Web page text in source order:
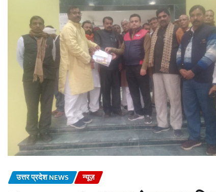
उत्तर प्रदेश NEWS न्यूज़